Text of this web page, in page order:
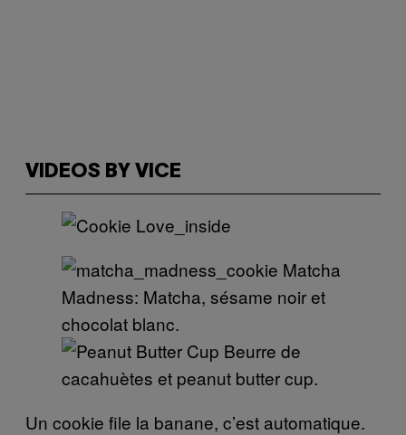
VIDEOS BY VICE
Matcha
Madness: Matcha, sésame noir et
chocolat blanc.
Beurre de
cacahuètes et peanut butter cup.
Un cookie file la banane, c’est automatique.